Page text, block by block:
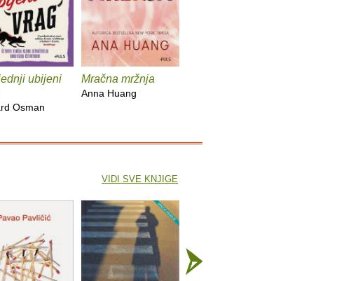
ubijeni
Osman
Mračna mržnja
Anna Huang
VIDI SVE KNJIGE